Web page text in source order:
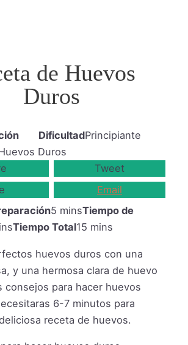
de Huevos
Duros
DificultadPrincipiante
Tweet
Email
5 minsTiempo de
Tiempo Total15 mins
huevos duros con una
y una hermosa clara de huevo
consejos para hacer huevos
6-7 minutos para
receta de huevos.